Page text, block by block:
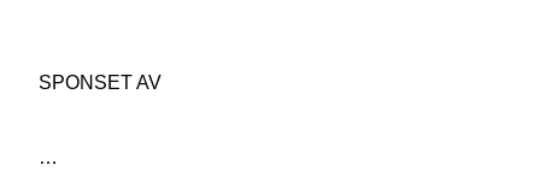
SPONSET AV
…